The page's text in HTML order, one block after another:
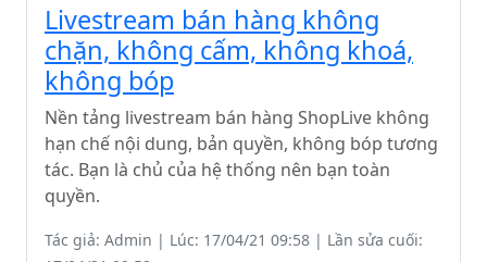
Livestream bán hàng không
chặn, không cấm, không khoá,
không bóp
Nền tảng livestream bán hàng ShopLive không
hạn chế nội dung, bản quyền, không bóp tương
tác. Bạn là chủ của hệ thống nên bạn toàn
quyền.
Tác giả: Admin | Lúc: 17/04/21 09:58 | Lần sửa cuối: